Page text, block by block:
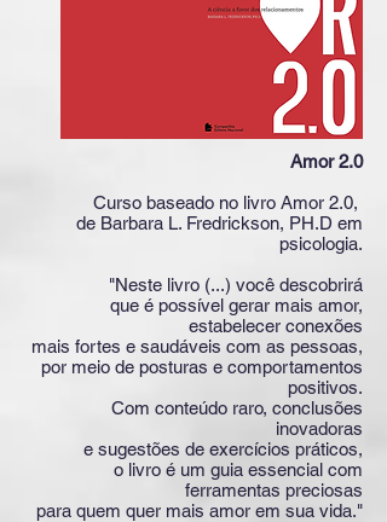
Amor 2.0
Curso baseado no livro Amor 2.0,
de Barbara L. Fredrickson, PH.D em
psicologia.
"Neste livro (...) você descobrirá
que é possível gerar mais amor,
estabelecer conexões
mais fortes e saudáveis com as pessoas,
por meio de posturas e comportamentos
positivos.
Com conteúdo raro, conclusões
inovadoras
e sugestões de exercícios práticos,
o livro é um guia essencial com
ferramentas preciosas
para quem quer mais amor em sua vida."